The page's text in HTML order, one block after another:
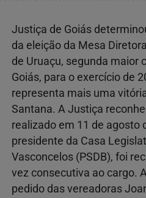
Justiça de Goiás
da eleição da Mesa
de Uruaçu, segunda maior
Goiás, para o exercício de
representa mais uma
Santana. A Justiça
realizado em 11 de agosto
presidente da Casa
Vasconcelos (PSDB), foi
vez consecutiva ao cargo.
pedido das vereadoras